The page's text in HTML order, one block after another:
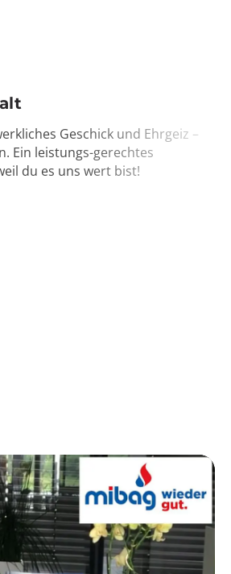
Geschick und Ehrgeiz –
Ein leistungs-gerechtes
du es uns wert bist!